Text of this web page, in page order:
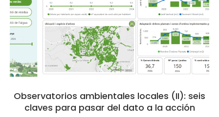
Observatorios ambientales locales (II): seis
claves para pasar del dato a la acción